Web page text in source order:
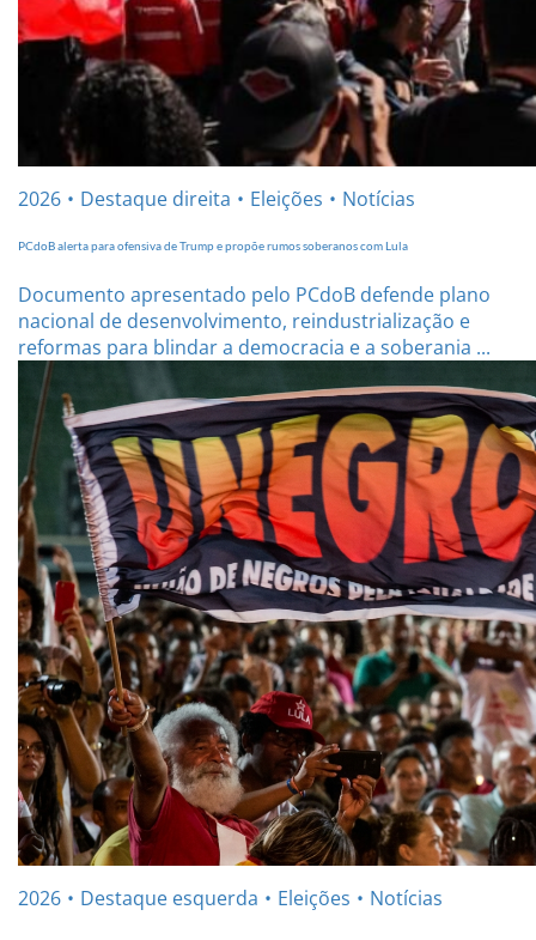
2026 Destaque direita Eleições Notícias
PCdoB alerta para ofensiva de Trump e propõe rumos soberanos com Lula
Documento apresentado pelo PCdoB defende plano
nacional de desenvolvimento, reindustrialização e
reformas para blindar a democracia e a soberania ...
2026 Destaque esquerda Eleições Notícias